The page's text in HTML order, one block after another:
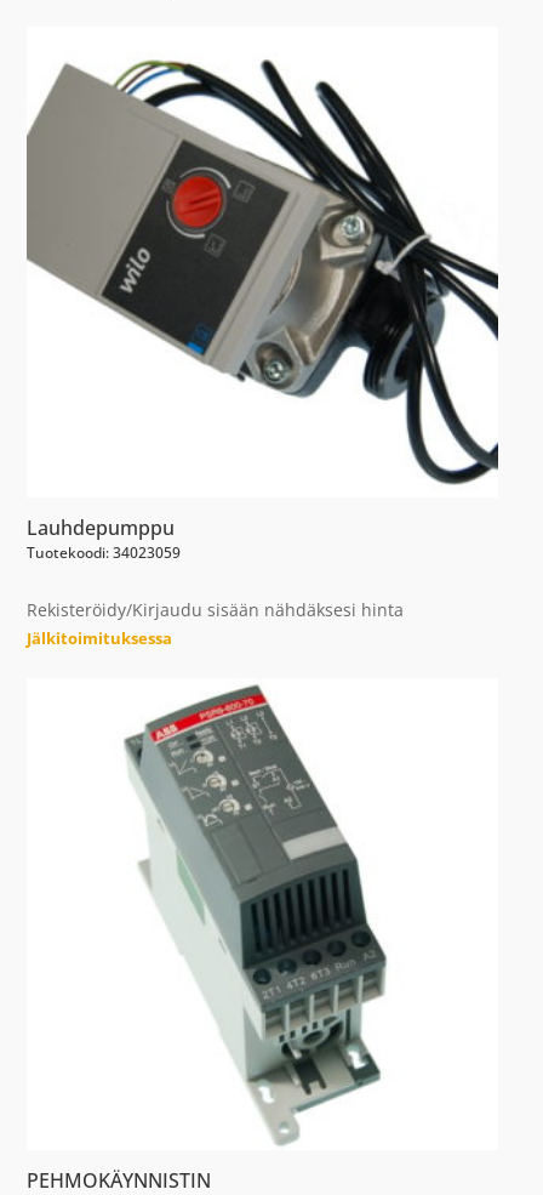
Lauhdepumppu
Tuotekoodi: 34023059
Rekisteröidy/Kirjaudu sisään nähdäksesi hinta
Jälkitoimituksessa
PEHMOKÄYNNISTIN